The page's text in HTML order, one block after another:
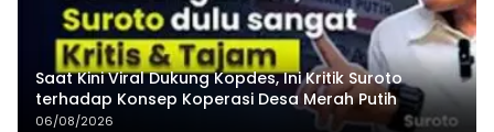
Saat Kini Viral Dukung Kopdes, Ini Kritik Suroto
terhadap Konsep Koperasi Desa Merah Putih
06/08/2026